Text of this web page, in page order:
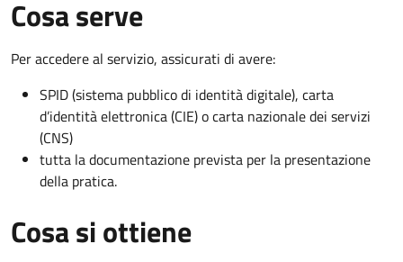
Cosa serve
Per accedere al servizio, assicurati di avere:
SPID (sistema pubblico di identità digitale), carta
d’identità elettronica (CIE) o carta nazionale dei servizi
(CNS)
tutta la documentazione prevista per la presentazione
della pratica.
Cosa si ottiene